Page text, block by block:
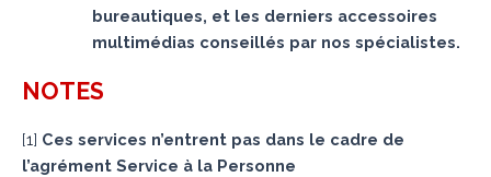
bureautiques, et les derniers accessoires
multimédias conseillés par nos spécialistes.
NOTES
[1] Ces services n’entrent pas dans le cadre de
l’agrément Service à la Personne